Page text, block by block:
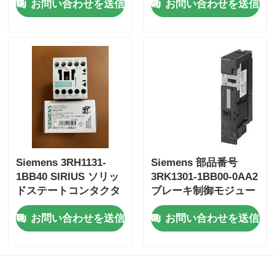
ベントリー・ネバダ・モジュール
プロソフト通信モジュール
ABB DCS コントローラー
ハニーウェル DCS コントローラー
エマーソン DCS コントローラー
りました
お問い合わせを送信 お問い合わせを送信
Siemens 3RH1131-
1BB40 SIRIUS ソリッ
ドステートコンタクタ
お問い合わせを送信
Siemens 部品番号
3RK1301-1BB00-0AA2
ブレーキ制御モジュー
ル用電磁始動器
お問い合わせを送信